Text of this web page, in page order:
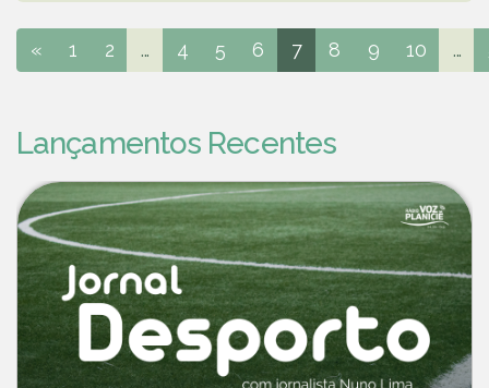
« 1 2 ... 4 5 6 7 8 9 10 ...
Lançamentos Recentes